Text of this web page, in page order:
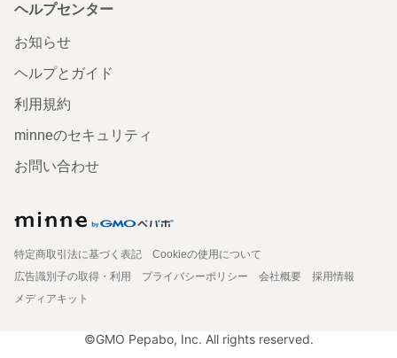
ヘルプセンター
お知らせ
ヘルプとガイド
利用規約
minneのセキュリティ
お問い合わせ
特定商取引法に基づく表記
Cookieの使用について
広告識別子の取得・利用
プライバシーポリシー 会社概要
採用情報
メディアキット
©GMO Pepabo, Inc. All rights reserved.